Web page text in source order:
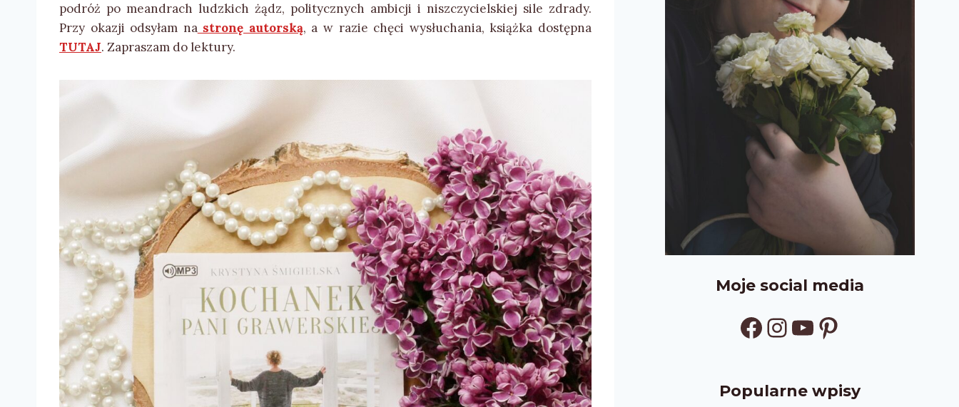
podróż po meandrach ludzkich żądz, politycznych ambicji i niszczycielskiej sile zdrady.
Przy okazji odsyłam nastronę autorską, a w razie chęci wysłuchania, książka dostępna
TUTAJ. Zapraszam do lektury.
Moje social media
Facebook
Instagram
YouTube
Pinterest
Popularne wpisy